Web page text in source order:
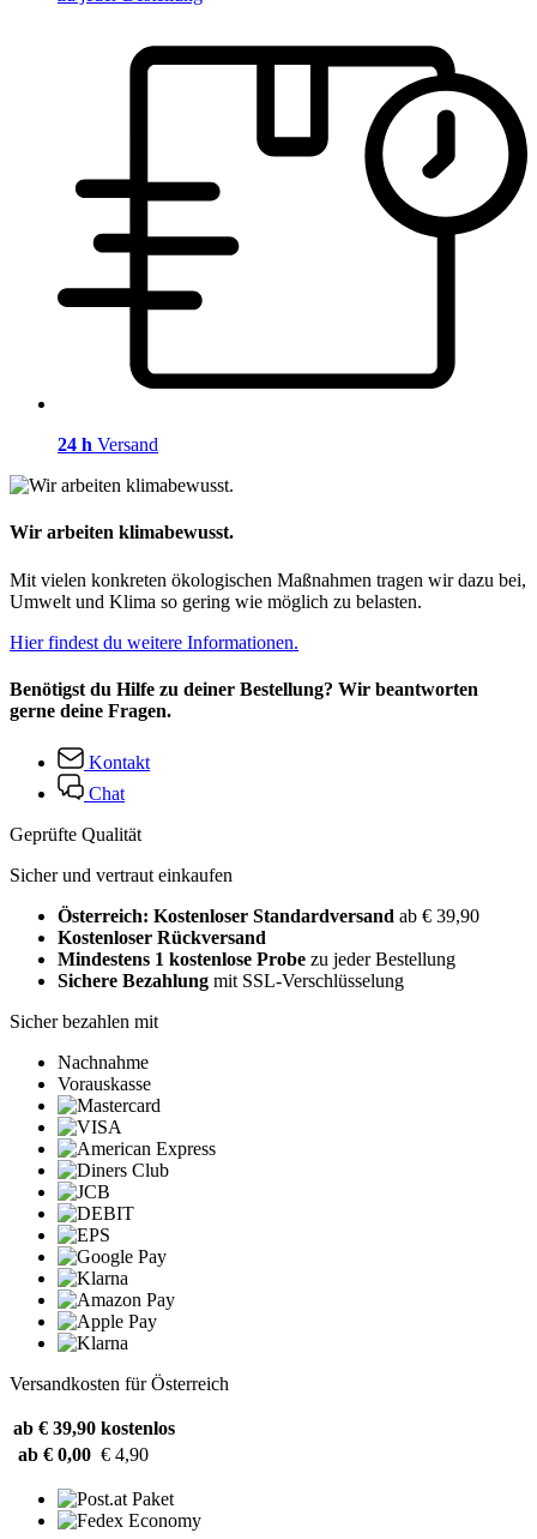
24 h Versand
Wir arbeiten klimabewusst.
Mit vielen konkreten ökologischen Maßnahmen tragen wir dazu bei,
Umwelt und Klima so gering wie möglich zu belasten.
Hier findest du weitere Informationen.
Benötigst du Hilfe zu deiner Bestellung? Wir beantworten
gerne deine Fragen.
Kontakt
Chat
Geprüfte Qualität
Sicher und vertraut einkaufen
Österreich: Kostenloser Standardversand ab € 39,90
Kostenloser Rückversand
Mindestens 1 kostenlose Probe zu jeder Bestellung
Sichere Bezahlung mit SSL-Verschlüsselung
Sicher bezahlen mit
Nachnahme
Vorauskasse
Versandkosten für Österreich
ab € 39,90 kostenlos
ab € 0,00 € 4,90